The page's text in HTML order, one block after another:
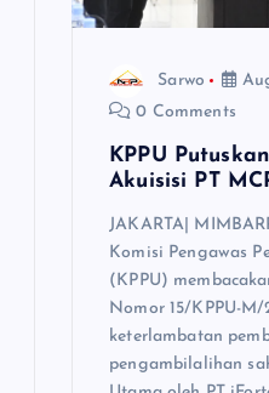
Sarwo
0 Comments
KPPU
Akuisisi PT
JAKARTA|
Komisi Pengawas
(KPPU)
Nomor 15/KPPU-
keterlambatan
pengambilalihan